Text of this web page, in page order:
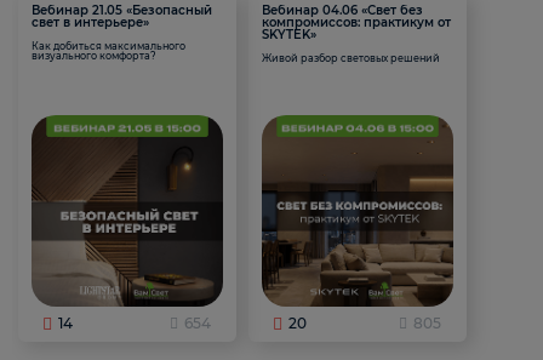
Вебинар 21.05 «Безопасный
свет в интерьере»
Как добиться максимального
визуального комфорта?
14 654
Вебинар 04.06 «Свет без
компромиссов: практикум от
SKYTEK»
Живой разбор световых решений
20 805